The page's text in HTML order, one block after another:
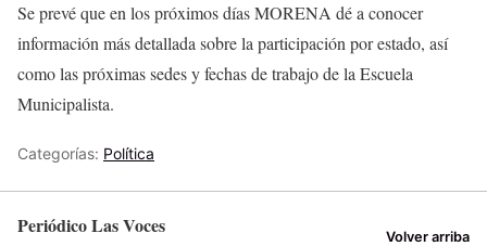
Se prevé que en los próximos días MORENA dé a conocer
información más detallada sobre la participación por estado, así
como las próximas sedes y fechas de trabajo de la Escuela
Municipalista.
Categorías: Política
Periódico Las Voces Volver arriba